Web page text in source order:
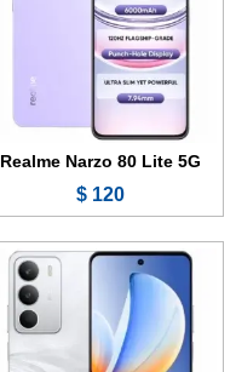
Realme Narzo 80 Lite 5G
120 $
الرام:4 أو 6 أو 8 جيجابايت
الكاميرا:50 + 0.8 ميجابكسل
المعالج:Unisoc T7250
البطارية والشحن السريع:6300 مللي أمبير - 45 واط
عرض الموصفات ←
الشاشة:
الذاكرة:
الرام:8 أو 12 جيجابايت